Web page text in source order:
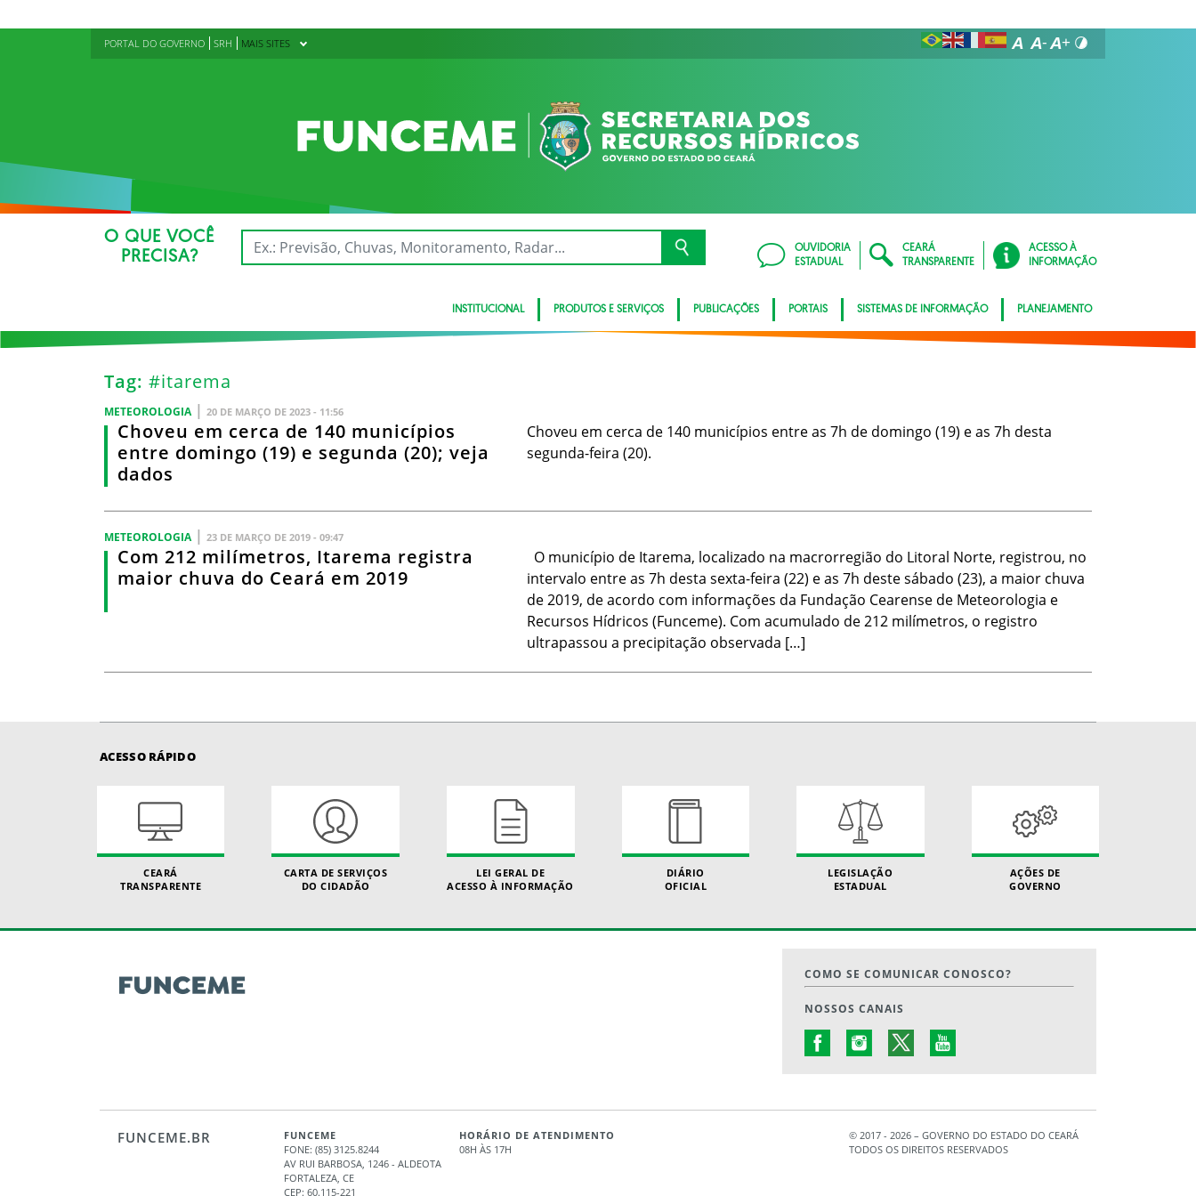
PORTAL DO GOVERNO SRH MAIS SITES
O QUE VOCÊ
PRECISA?
OUVIDORIA
ESTADUAL
CEARÁ
TRANSPARENTE
ACESSO À
INFORMAÇÃO
INSTITUCIONAL PRODUTOS E SERVIÇOS PUBLICAÇÕES PORTAIS SISTEMAS DE INFORMAÇÃO PLANEJAMENTO
Tag: #itarema
METEOROLOGIA | 20 DE MARÇO DE 2023 - 11:56
Choveu em cerca de 140 municípios
entre domingo (19) e segunda (20); veja
dados
Choveu em cerca de 140 municípios entre as 7h de domingo (19) e as 7h desta
segunda-feira (20).
METEOROLOGIA | 23 DE MARÇO DE 2019 - 09:47
Com 212 milímetros, Itarema registra
maior chuva do Ceará em 2019
O município de Itarema, localizado na macrorregião do Litoral Norte, registrou, no
intervalo entre as 7h desta sexta-feira (22) e as 7h deste sábado (23), a maior chuva
de 2019, de acordo com informações da Fundação Cearense de Meteorologia e
Recursos Hídricos (Funceme). Com acumulado de 212 milímetros, o registro
ultrapassou a precipitação observada […]
ACESSO RÁPIDO
CEARÁ
TRANSPARENTE
CARTA DE SERVIÇOS
DO CIDADÃO
LEI GERAL DE
ACESSO À INFORMAÇÃO
DIÁRIO
OFICIAL
LEGISLAÇÃO
ESTADUAL
AÇÕES DE
GOVERNO
COMO SE COMUNICAR CONOSCO?
NOSSOS CANAIS
FUNCEME.BR
FUNCEME
FONE: (85) 3125.8244
AV RUI BARBOSA, 1246 - ALDEOTA
FORTALEZA, CE
CEP: 60.115-221
HORÁRIO DE ATENDIMENTO
08H ÀS 17H
© 2017 - 2026 – GOVERNO DO ESTADO DO CEARÁ
TODOS OS DIREITOS RESERVADOS